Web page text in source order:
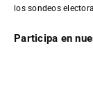
los sondeos
Participa en